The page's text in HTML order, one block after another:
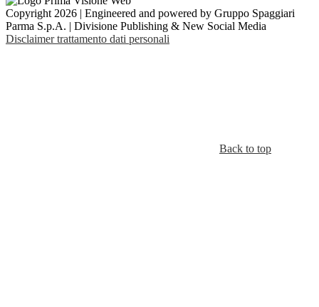
Copyright 2026 | Engineered and powered by Gruppo Spaggiari
Parma S.p.A. | Divisione Publishing & New Social Media
Disclaimer trattamento dati personali
Back to top